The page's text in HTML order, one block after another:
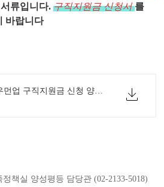
류입니다. 구직지원금 신청서를
바랍니다
책실 양성평등 담당관 (02-2133-5018)